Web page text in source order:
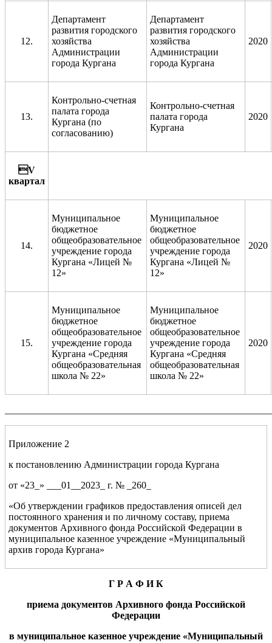
12.
Департамент
развития городского
хозяйства
Администрации
города Кургана
Департамент
развития городского
хозяйства
Администрации
города Кургана
2020
13.
Контрольно-счетная
палата города
Кургана (по
согласованию)
Контрольно-счетная
палата города
Кургана
2020
V
квартал
14.
Муниципальное
бюджетное
общеобразовательное
учреждение города
Кургана «Лицей №
12»
Муниципальное
бюджетное
общеобразовательное
учреждение города
Кургана «Лицей №
12»
2020
15.
Муниципальное
бюджетное
общеобразовательное
учреждение города
Кургана «Средняя
общеобразовательная
школа № 22»
Муниципальное
бюджетное
общеобразовательное
учреждение города
Кургана «Средняя
общеобразовательная
школа № 22»
2020
Приложение 2
к постановлению Администрации города Кургана
от «23_» ___01__2023_ г. № _260_
«Об утверждении графиков предоставления описей дел
постоянного хранения и по личному составу, приема
документов Архивного фонда Российской Федерации в
муниципальное казенное учреждение «Муниципальный
архив города Кургана»
Г Р А Ф И К
приема документов Архивного фонда Российской
Федерации
в муниципальное казенное учреждение «Муниципальный